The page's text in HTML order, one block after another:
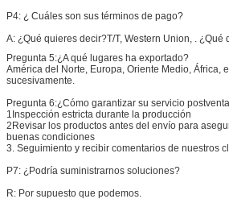
P4: ¿ Cuáles son sus términos de pago?
A: ¿Qué quieres decir?T/T, Western Union, .
Pregunta 5:¿A qué lugares ha exportado?
América del Norte, Europa, Oriente Medio, África,
sucesivamente.
Pregunta 6:¿Cómo garantizar su servicio
1Inspección estricta durante la producción
2Revisar los productos antes del envío para
buenas condiciones
3. Seguimiento y recibir comentarios de nuestros
P7: ¿Podría suministrarnos soluciones?
R: Por supuesto que podemos.